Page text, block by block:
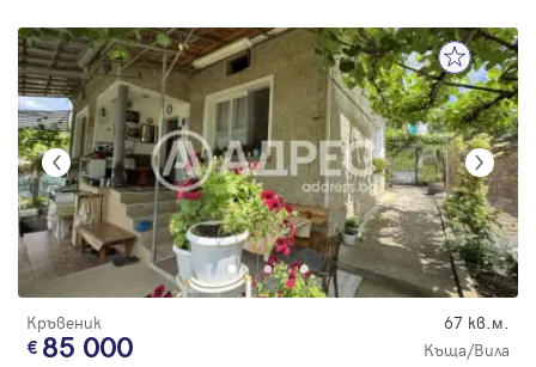
Кръвеник 67 кв.м.
85 000 Къща/Вила